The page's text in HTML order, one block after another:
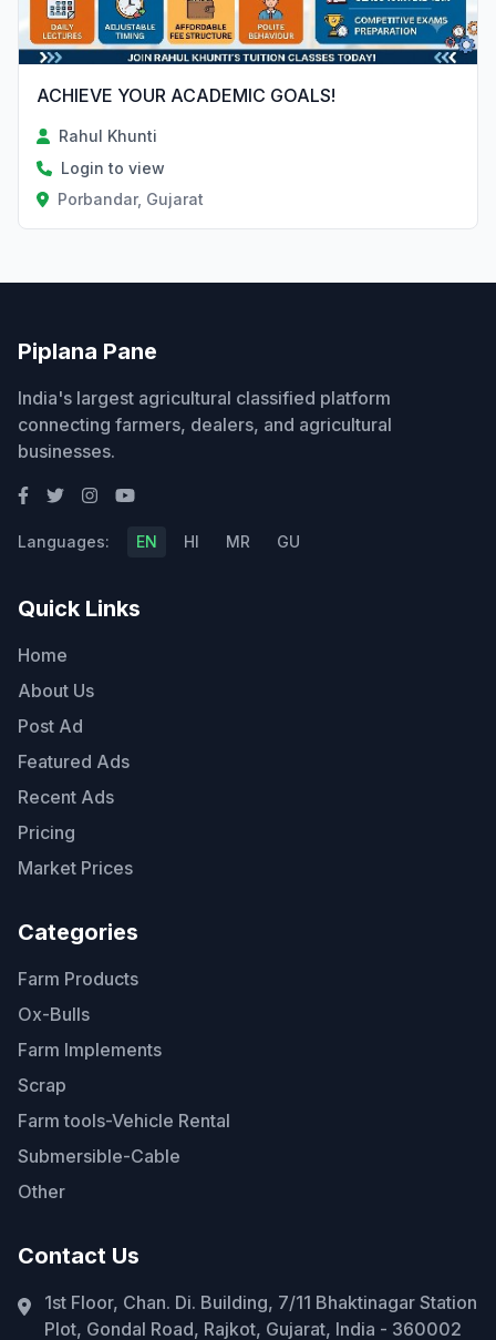
ACHIEVE YOUR ACADEMIC GOALS!
Rahul Khunti
Login to view
Porbandar, Gujarat
Piplana Pane
India's largest agricultural classified platform
connecting farmers, dealers, and agricultural
businesses.
Languages: EN HI MR GU
Quick Links
Home
About Us
Post Ad
Featured Ads
Recent Ads
Pricing
Market Prices
Categories
Farm Products
Ox-Bulls
Farm Implements
Scrap
Farm tools-Vehicle Rental
Submersible-Cable
Other
Contact Us
1st Floor, Chan. Di. Building, 7/11 Bhaktinagar Station
Plot, Gondal Road, Rajkot, Gujarat, India - 360002